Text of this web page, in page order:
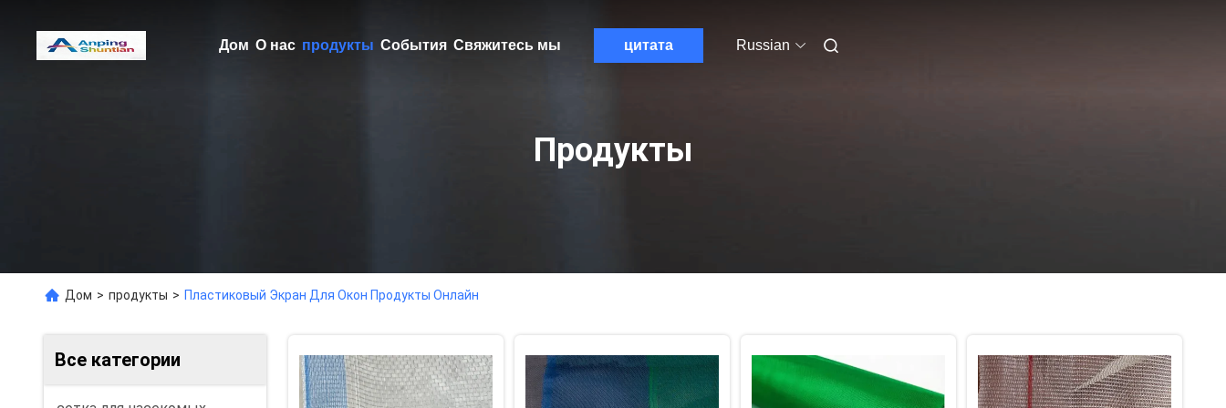
Дом О нас продукты События Свяжитесь мы цитата Russian
Продукты
Дом > продукты > Пластиковый Экран Для Окон Продукты Онлайн
Все категории